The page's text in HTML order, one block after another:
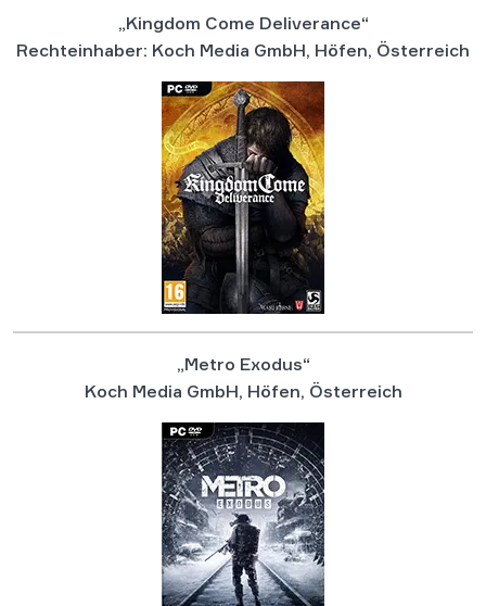
„Kingdom Come Deliverance“
Rechteinhaber: Koch Media GmbH, Höfen, Österreich
„Metro Exodus“
Koch Media GmbH, Höfen, Österreich